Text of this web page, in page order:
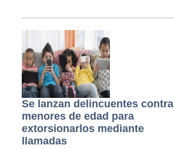
Se lanzan delincuentes contra
menores de edad para
extorsionarlos mediante
llamadas